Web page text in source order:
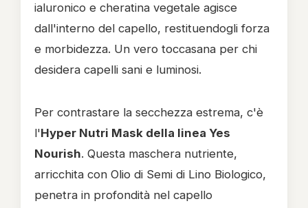
ialuronico e cheratina vegetale agisce
dall'interno del capello, restituendogli forza
e morbidezza. Un vero toccasana per chi
desidera capelli sani e luminosi.
Per contrastare la secchezza estrema, c'è
l'Hyper Nutri Mask della linea Yes
Nourish. Questa maschera nutriente,
arricchita con Olio di Semi di Lino Biologico,
penetra in profondità nel capello